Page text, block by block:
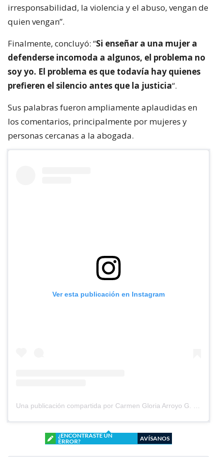
irresponsabilidad, la violencia y el abuso, vengan de
quien vengan”.
Finalmente, concluyó: “Si enseñar a una mujer a
defenderse incomoda a algunos, el problema no
soy yo. El problema es que todavía hay quienes
prefieren el silencio antes que la justicia“.
Sus palabras fueron ampliamente aplaudidas en
los comentarios, principalmente por mujeres y
personas cercanas a la abogada.
Ver esta publicación en Instagram
¿ENCONTRASTE UN
ERROR?
AVÍSANOS